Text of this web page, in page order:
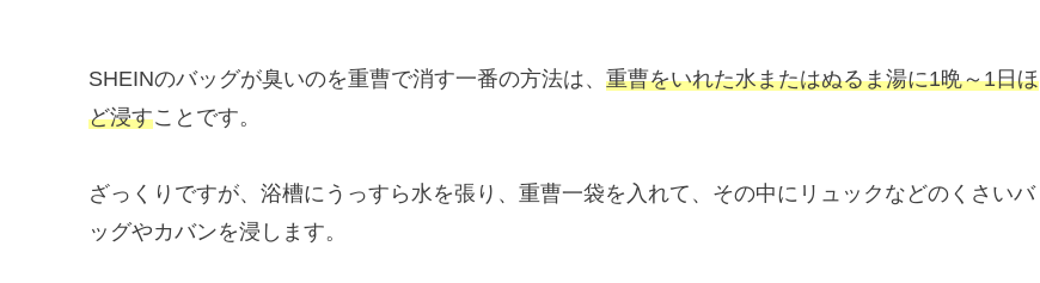
SHEINのバッグが臭いのを重曹で消す一番の方法は、 重曹をいれた水またはぬるま湯に1晩～1日ほ
ど浸すことです。
ざっくりですが、浴槽にうっすら水を張り、重曹一袋を入れて、その中にリュックなどのくさいバ
ッグやカバンを浸します。